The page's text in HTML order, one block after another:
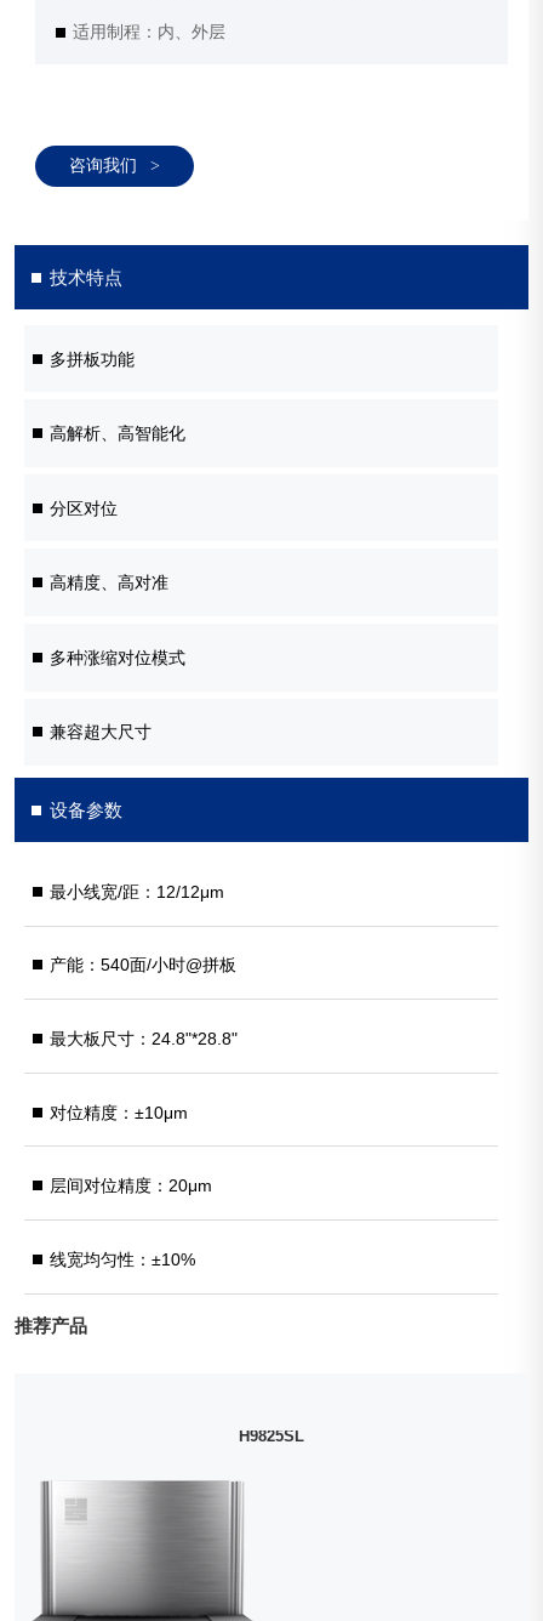
适用制程：内、外层
咨询我们 >
技术特点
多拼板功能
高解析、高智能化
分区对位
高精度、高对准
多种涨缩对位模式
兼容超大尺寸
设备参数
最小线宽/距：12/12μm
产能：540面/小时@拼板
最大板尺寸：24.8"*28.8"
对位精度：±10μm
层间对位精度：20μm
线宽均匀性：±10%
推荐产品
H9825SL